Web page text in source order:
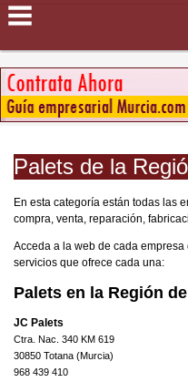
Palets de la
En esta categoría están todas las
compra, venta, reparación,
Acceda a la web de cada
servicios que ofrece cada una:
Palets en la Región
JC Palets
Ctra. Nac. 340 KM 619
30850 Totana (Murcia)
968 439 410